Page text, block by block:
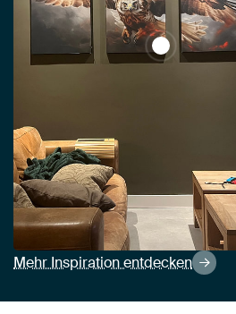
Mehr Inspiration entdecken
View